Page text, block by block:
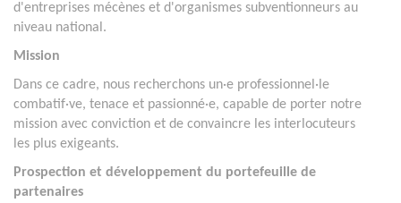
d'entreprises mécènes et d'organismes subventionneurs au
niveau national.
Mission
Dans ce cadre, nous recherchons un·e professionnel·le
combatif·ve, tenace et passionné·e, capable de porter notre
mission avec conviction et de convaincre les interlocuteurs
les plus exigeants.
Prospection et développement du portefeuille de
partenaires